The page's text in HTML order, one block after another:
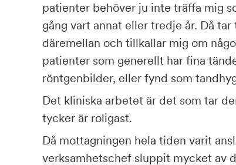
patienter behöver ju inte träffa mig
gång vart annat eller tredje år. Då
däremellan och tillkallar mig om
patienter som generellt har fina
röntgenbilder, eller fynd som
Det kliniska arbetet är det som tar
tycker är roligast.
Då mottagningen hela tiden varit
verksamhetschef sluppit mycket av